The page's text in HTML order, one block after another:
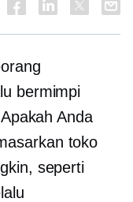
bermimpi
Anda
toko
seperti